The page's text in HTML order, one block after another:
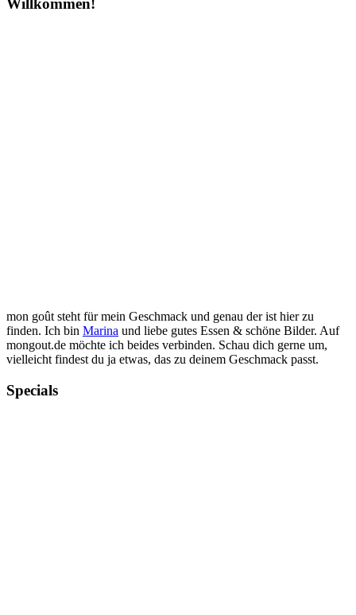
Willkommen!
mon goût steht für mein Geschmack und genau der ist hier zu
finden. Ich bin Marina und liebe gutes Essen & schöne Bilder. Auf
mongout.de möchte ich beides verbinden. Schau dich gerne um,
vielleicht findest du ja etwas, das zu deinem Geschmack passt.
Specials